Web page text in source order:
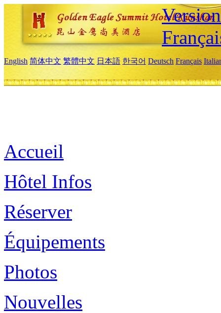
English 简体中文 繁體中文 日本語 한국어 Deutsch Français
Accueil
Hôtel Infos
Réserver
Équipements
Photos
Nouvelles